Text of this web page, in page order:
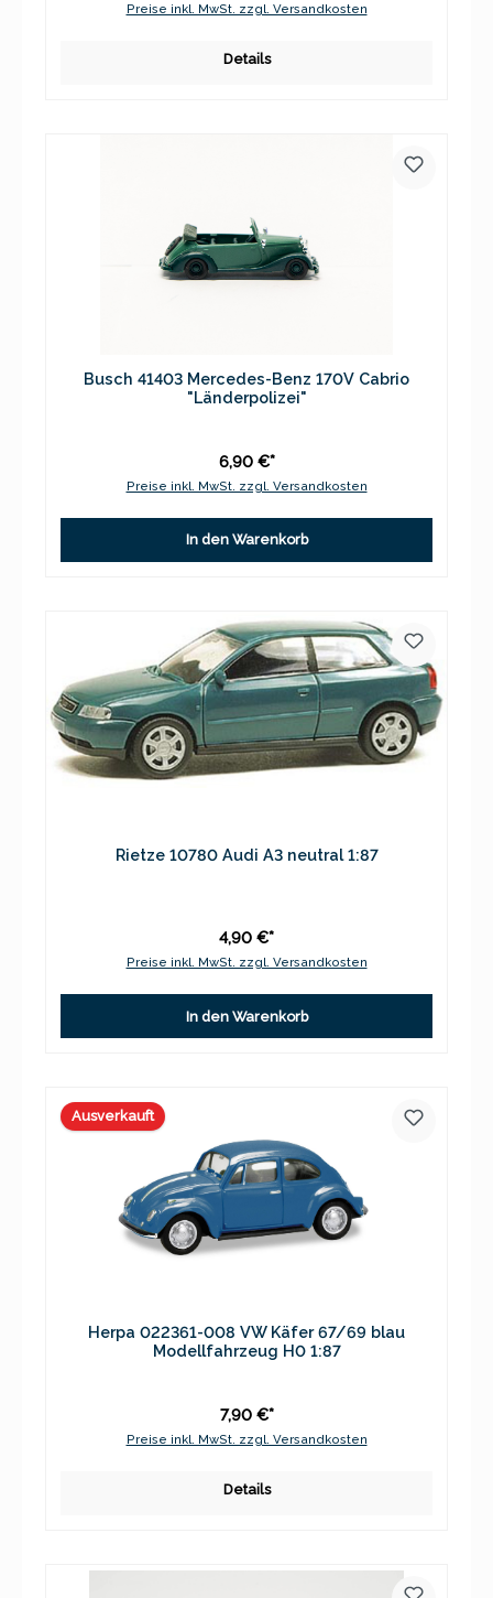
Preise inkl. MwSt. zzgl. Versandkosten
Details
Busch 41403 Mercedes-Benz 170V Cabrio
"Länderpolizei"
6,90 €*
Preise inkl. MwSt. zzgl. Versandkosten
In den Warenkorb
Rietze 10780 Audi A3 neutral 1:87
4,90 €*
Preise inkl. MwSt. zzgl. Versandkosten
In den Warenkorb
Ausverkauft
Herpa 022361-008 VW Käfer 67/69 blau
Modellfahrzeug H0 1:87
7,90 €*
Preise inkl. MwSt. zzgl. Versandkosten
Details